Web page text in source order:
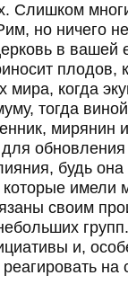
Слишком
но ничего
в вашей
плодов,
когда
тогда
мирянин
будь
имели
своим
и,
на